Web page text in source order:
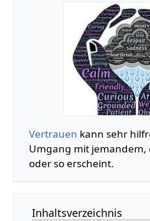
Vertrauen kann sehr
Umgang mit jemandem,
oder so erscheint.
Inhaltsverzeichnis